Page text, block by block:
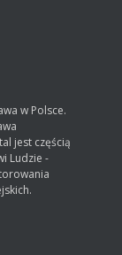
w Polsce.
jest częścią
Ludzie -